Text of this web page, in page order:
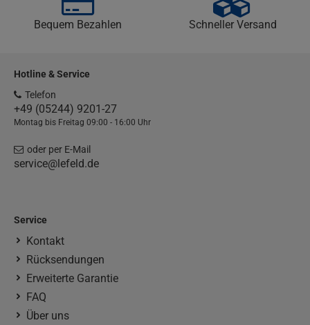
Bequem Bezahlen Schneller Versand
Hotline & Service
Telefon
+49 (05244) 9201-27
Montag bis Freitag 09:00 - 16:00 Uhr
oder per E-Mail
service@lefeld.de
Service
Kontakt
Rücksendungen
Erweiterte Garantie
FAQ
Über uns